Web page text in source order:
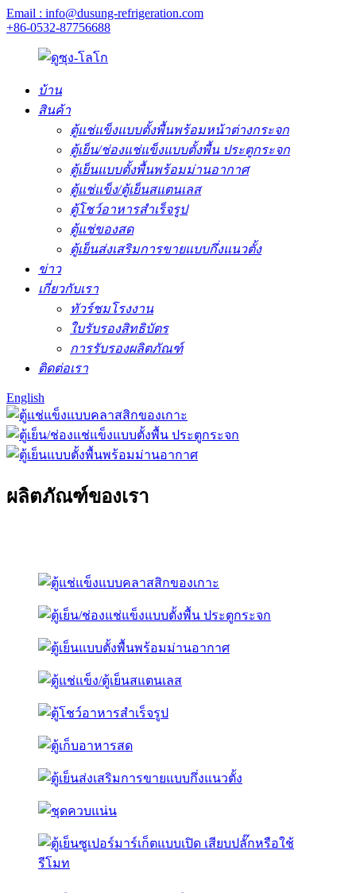
Email : info@dusung-refrigeration.com
+86-0532-87756688
บ้าน
สินค้า
ตู้แช่แข็งแบบตั้งพื้นพร้อมหน้าต่างกระจก
ตู้เย็น/ช่องแช่แข็งแบบตั้งพื้น ประตูกระจก
ตู้เย็นแบบตั้งพื้นพร้อมม่านอากาศ
ตู้แช่แข็ง/ตู้เย็นสแตนเลส
ตู้โชว์อาหารสำเร็จรูป
ตู้แช่ของสด
ตู้เย็นส่งเสริมการขายแบบกึ่งแนวตั้ง
ข่าว
เกี่ยวกับเรา
ทัวร์ชมโรงงาน
ใบรับรองสิทธิบัตร
การรับรองผลิตภัณฑ์
ติดต่อเรา
English
ผลิตภัณฑ์ของเรา